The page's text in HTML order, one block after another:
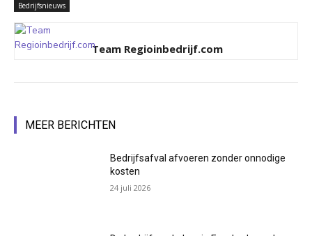
Bedrijfsnieuws
Team Regioinbedrijf.com
MEER BERICHTEN
Bedrijfsafval afvoeren zonder onnodige
kosten
24 juli 2026